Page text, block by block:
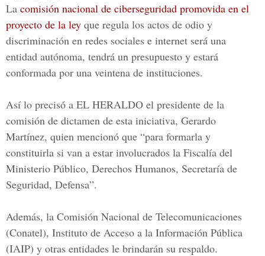
La comisión nacional de ciberseguridad promovida en el
proyecto de la ley que regula los actos de odio y
discriminación en redes sociales e internet será una
entidad autónoma, tendrá un presupuesto y estará
conformada por una veintena de instituciones.
Así lo precisó a EL HERALDO el presidente de la
comisión de dictamen de esta iniciativa, Gerardo
Martínez, quien mencionó que “para formarla y
constituirla si van a estar involucrados la Fiscalía del
Ministerio Público, Derechos Humanos, Secretaría de
Seguridad, Defensa”.
Además, la Comisión Nacional de Telecomunicaciones
(Conatel), Instituto de Acceso a la Información Pública
(IAIP) y otras entidades le brindarán su respaldo.